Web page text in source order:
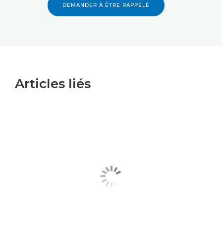
DEMANDER À ÊTRE RAPPELÉ
Articles liés